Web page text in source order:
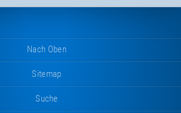
Nach Oben
Sitemap
Suche